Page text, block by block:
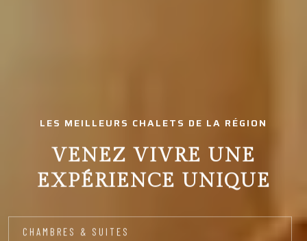
LES MEILLEURS CHALETS DE LA RÉGION
VENEZ VIVRE UNE
EXPÉRIENCE UNIQUE
CHAMBRES & SUITES